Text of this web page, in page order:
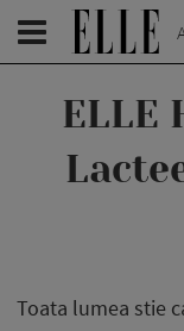
ELLE
Toata lumea stie